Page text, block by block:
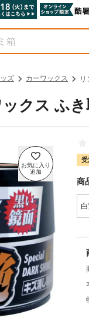
ズ カーワックス
クス ふ
受
商